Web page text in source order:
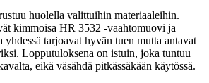
huolella valittuihin materiaaleihin.
kimmoisa HR 3532 -vaahtomuovi ja
tarjoavat hyvän tuen mutta antavat
Lopputuloksena on istuin, joka tuntuu
eikä väsähdä pitkässäkään käytössä.